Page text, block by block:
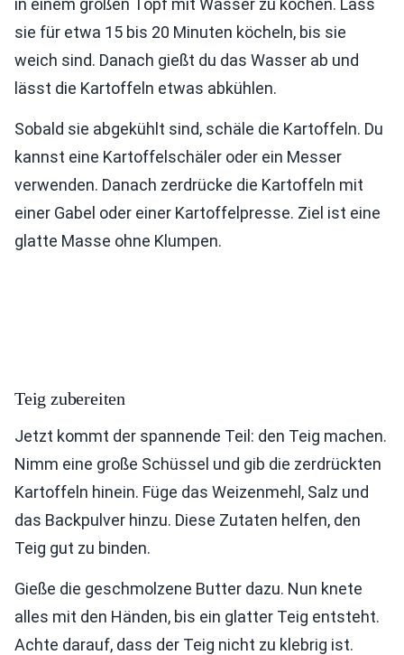
in einem großen Topf mit Wasser zu kochen. Lass
sie für etwa 15 bis 20 Minuten köcheln, bis sie
weich sind. Danach gießt du das Wasser ab und
lässt die Kartoffeln etwas abkühlen.
Sobald sie abgekühlt sind, schäle die Kartoffeln. Du
kannst eine Kartoffelschäler oder ein Messer
verwenden. Danach zerdrücke die Kartoffeln mit
einer Gabel oder einer Kartoffelpresse. Ziel ist eine
glatte Masse ohne Klumpen.
Teig zubereiten
Jetzt kommt der spannende Teil: den Teig machen.
Nimm eine große Schüssel und gib die zerdrückten
Kartoffeln hinein. Füge das Weizenmehl, Salz und
das Backpulver hinzu. Diese Zutaten helfen, den
Teig gut zu binden.
Gieße die geschmolzene Butter dazu. Nun knete
alles mit den Händen, bis ein glatter Teig entsteht.
Achte darauf, dass der Teig nicht zu klebrig ist.